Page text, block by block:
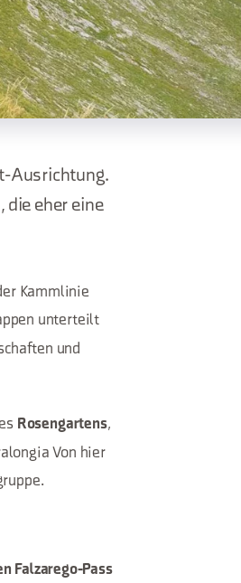
Ausrichtung.
die eher eine
Kammlinie
unterteilt
und
Rosengartens,
Von hier
Falzarego-Pass